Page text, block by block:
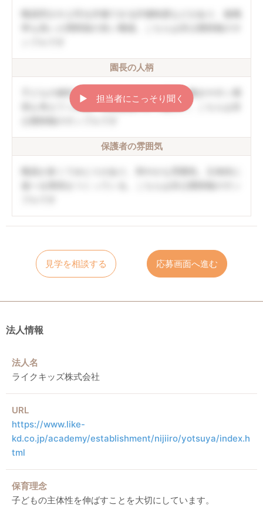
園長の人柄
子どもの個性を伸ばしていく方針。職員の働きやすい環
境も考えてくれる。口調は穏やかで優しい。こちらは非
保護者の雰囲気
▶︎ 担当者にこっそり聞く
見学を相談する 応募画面へ進む
法人情報
法人名
ライクキッズ株式会社
URL
https://www.like-
kd.co.jp/academy/establishment/nijiiro/yotsuya/index.h
tml
保育理念
子どもの主体性を伸ばすことを大切にしています。